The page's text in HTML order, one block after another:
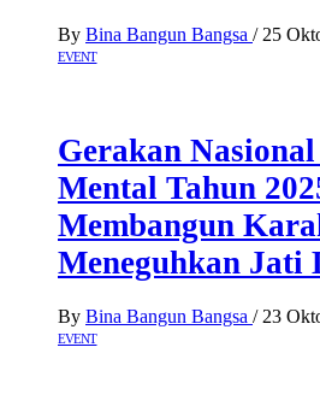
By Bina Bangun Bangsa / 25
EVENT
Gerakan
Mental Tahun
Membangun
Meneguhkan Jati
By Bina Bangun Bangsa / 23
EVENT